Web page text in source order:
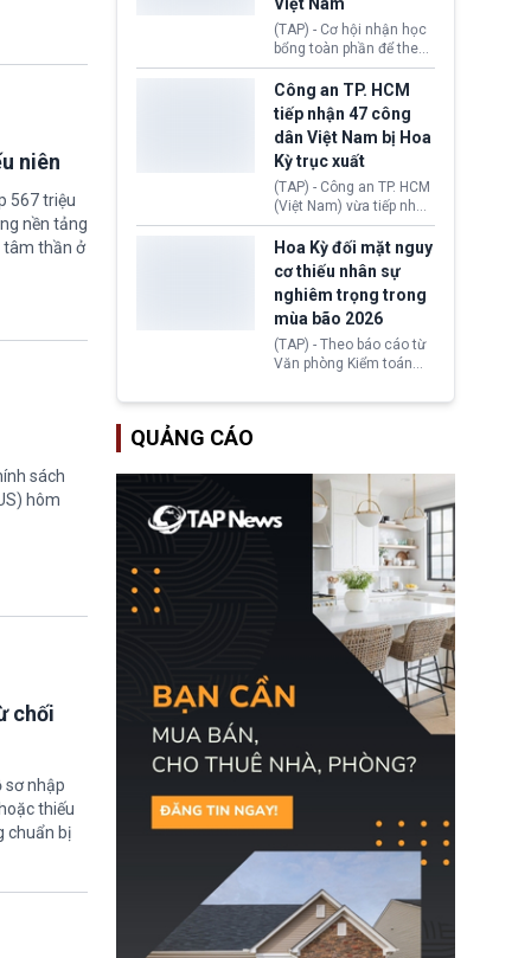
niên
567 triệu
nền tảng
tâm thần ở
sách
hôm
chối
sơ nhập
thiếu
chuẩn bị
tín hiệu ngoại giao tích
cực này lập tức tác động
đến thị trường năng
lượng, kéo giá dầu thế
giới lùi sâu xuống dưới
mức 80 USD/thùng.
(TAP) - Cơ hội nhận học
bổng toàn phần để theo
học chương trình thạc sĩ
tại Vương quốc Anh đã
chính thức quay trở lại.
Học bổng Chevening
2027/28 của Chính phủ
Anh vừa mở cổng ứng
tuyển dành riêng ứng
viên Việt Nam, hỗ trợ
toàn bộ chi phí học tập
cùng nhiều quyền lợi
trong suốt một năm
học.
Công an TP. HCM
tiếp nhận 47 công
dân Việt Nam bị Hoa
Kỳ trục xuất
(TAP) - Công an TP. HCM
(Việt Nam) vừa tiếp nhận
47 công dân Việt Nam bị
Hoa Kỳ trục xuất về
nước. Đây là đợt có số
lượng lớn nhất từ đầu
năm 2026 đến nay, phản
ánh xu hướng gia tăng
các trường hợp trục
xuất.
Hoa Kỳ đối mặt nguy
cơ thiếu nhân sự
nghiêm trọng trong
mùa bão 2026
(TAP) - Theo báo cáo từ
Văn phòng Kiểm toán
quan Quản lý Khẩn cấp
nguy cơ thiếu hụt lực
lượng trầm trọng. Điều
này cần được đặc biệt
chú ý bởi nếu các siêu
bão đổ bộ Hoa Kỳ ở nửa
cuối năm 2026, lực
lượng ứng phó “mỏng”
có thể làm nghẽn công
tác cứu trợ; dẫn đến hệ
thống ứng phó khẩn cấp
quốc gia quá tải.
QUẢNG CÁO